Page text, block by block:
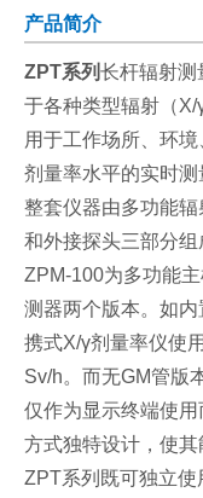
产品简介
ZPT系列长杆辐射测
于各种类型辐射（
用于工作场所、环
剂量率水平的实时测
整套仪器由多功能
和外接探头三部分组
ZPM-100为多功能
测器两个版本。如
携式X/γ剂量率仪使
Sv/h。而无GM管版
仅作为显示终端使
方式独特设计，使其
ZPT系列既可独立